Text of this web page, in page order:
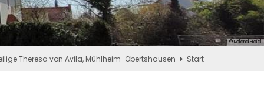
© Roland Heidl
Theresa von Avila, Mühlheim-Obertshausen Start